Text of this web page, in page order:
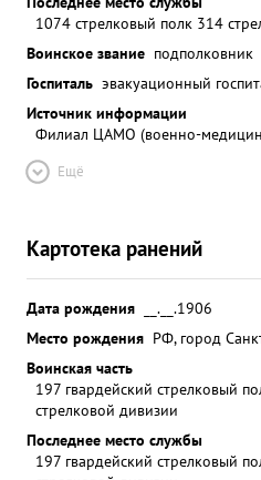
1074 стрелковый полк 314
Воинское звание подполковник
Госпиталь эвакуационный
Источник информации
Филиал ЦАМО (военно-
Ещё
Картотека ранений
Дата рождения
__.__.1906
Место рождения РФ, город
Воинская часть
197 гвардейский стрелковый
стрелковой дивизии
Последнее место службы
197 гвардейский стрелковый